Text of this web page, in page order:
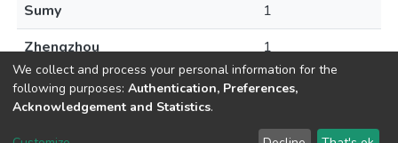
Sumy
1
Zhengzhou
1
DSpace software copyright © 2002-2026 LYRASIS
We collect and process your personal information for the
following purposes: Authentication, Preferences,
Acknowledgement and Statistics.